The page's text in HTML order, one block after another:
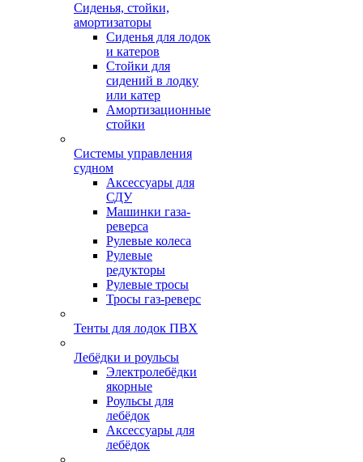
Сиденья, стойки,
амортизаторы
Сиденья для лодок
и катеров
Стойки для
сидений в лодку
или катер
Амортизационные
стойки
Системы управления
судном
Аксессуары для
СДУ
Машинки газа-
реверса
Рулевые колеса
Рулевые
редукторы
Рулевые тросы
Тросы газ-реверс
Тенты для лодок ПВХ
Лебёдки и роульсы
Электролебёдки
якорные
Роульсы для
лебёдок
Аксессуары для
лебёдок